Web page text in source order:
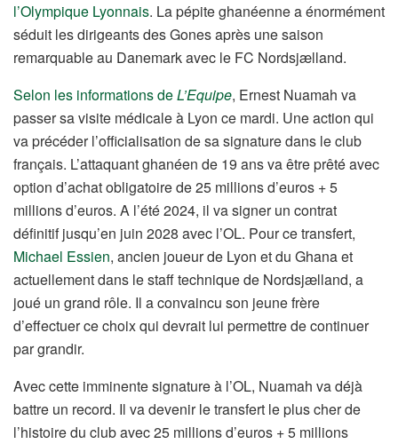
l’Olympique Lyonnais. La pépite ghanéenne a énormément
séduit les dirigeants des Gones après une saison
remarquable au Danemark avec le FC Nordsjælland.
Selon les informations deL’Equipe, Ernest Nuamah va
passer sa visite médicale à Lyon ce mardi. Une action qui
va précéder l’officialisation de sa signature dans le club
français. L’attaquant ghanéen de 19 ans va être prêté avec
option d’achat obligatoire de 25 millions d’euros + 5
millions d’euros. A l’été 2024, il va signer un contrat
définitif jusqu’en juin 2028 avec l’OL. Pour ce transfert,
Michael Essien, ancien joueur de Lyon et du Ghana et
actuellement dans le staff technique de Nordsjælland, a
joué un grand rôle. Il a convaincu son jeune frère
d’effectuer ce choix qui devrait lui permettre de continuer
par grandir.
Avec cette imminente signature à l’OL, Nuamah va déjà
battre un record. Il va devenir le transfert le plus cher de
l’histoire du club avec 25 millions d’euros + 5 millions